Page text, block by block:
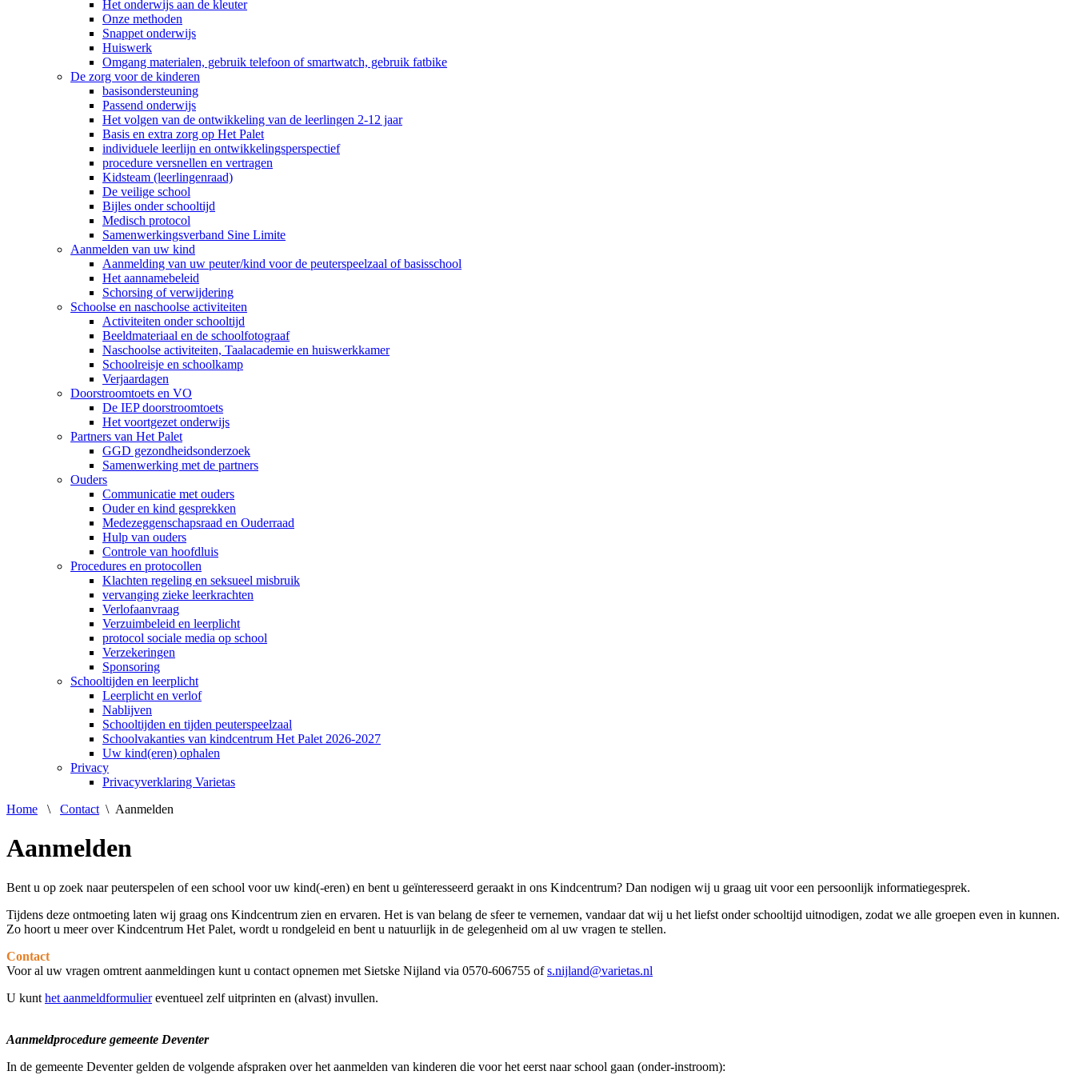
Het onderwijs aan de kleuter
Onze methoden
Snappet onderwijs
Huiswerk
Omgang materialen, gebruik telefoon of smartwatch, gebruik fatbike
De zorg voor de kinderen
basisondersteuning
Passend onderwijs
Het volgen van de ontwikkeling van de leerlingen 2-12 jaar
Basis en extra zorg op Het Palet
individuele leerlijn en ontwikkelingsperspectief
procedure versnellen en vertragen
Kidsteam (leerlingenraad)
De veilige school
Bijles onder schooltijd
Medisch protocol
Samenwerkingsverband Sine Limite
Aanmelden van uw kind
Aanmelding van uw peuter/kind voor de peuterspeelzaal of basisschool
Het aannamebeleid
Schorsing of verwijdering
Schoolse en naschoolse activiteiten
Activiteiten onder schooltijd
Beeldmateriaal en de schoolfotograaf
Naschoolse activiteiten, Taalacademie en huiswerkkamer
Schoolreisje en schoolkamp
Verjaardagen
Doorstroomtoets en VO
De IEP doorstroomtoets
Het voortgezet onderwijs
Partners van Het Palet
GGD gezondheidsonderzoek
Samenwerking met de partners
Ouders
Communicatie met ouders
Ouder en kind gesprekken
Medezeggenschapsraad en Ouderraad
Hulp van ouders
Controle van hoofdluis
Procedures en protocollen
Klachten regeling en seksueel misbruik
vervanging zieke leerkrachten
Verlofaanvraag
Verzuimbeleid en leerplicht
protocol sociale media op school
Verzekeringen
Sponsoring
Schooltijden en leerplicht
Leerplicht en verlof
Nablijven
Schooltijden en tijden peuterspeelzaal
Schoolvakanties van kindcentrum Het Palet 2026-2027
Uw kind(eren) ophalen
Privacy
Privacyverklaring Varietas
Home
\ Contact \ Aanmelden
Aanmelden
Bent u op zoek naar peuterspelen of een school voor uw kind(-eren) en bent u geïnteresseerd geraakt in ons Kindcentrum? Dan nodigen wij u graag uit voor een persoonlijk informatiegesprek.
Tijdens deze ontmoeting laten wij graag ons Kindcentrum zien en ervaren. Het is van belang de sfeer te vernemen, vandaar dat wij u het liefst onder schooltijd uitnodigen, zodat we alle groepen even in kunnen.
Zo hoort u meer over Kindcentrum Het Palet, wordt u rondgeleid en bent u natuurlijk in de gelegenheid om al uw vragen te stellen.
Contact
Voor al uw vragen omtrent aanmeldingen kunt u contact opnemen met Sietske Nijland via 0570-606755 ofs.nijland@varietas.nl
U kunt het aanmeldformuliereventueel zelf uitprinten en (alvast) invullen.
Aanmeldprocedure gemeente Deventer
In de gemeente Deventer gelden de volgende afspraken over het aanmelden van kinderen die voor het eerst naar school gaan (onder-instroom):